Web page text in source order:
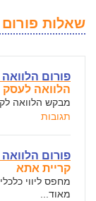
שאלות
פורום
הלוואה לעסק
מבקש הלוואה
תגובות
פורום הלוואה
קריית אתא
מחפס ליווי
מאוד...